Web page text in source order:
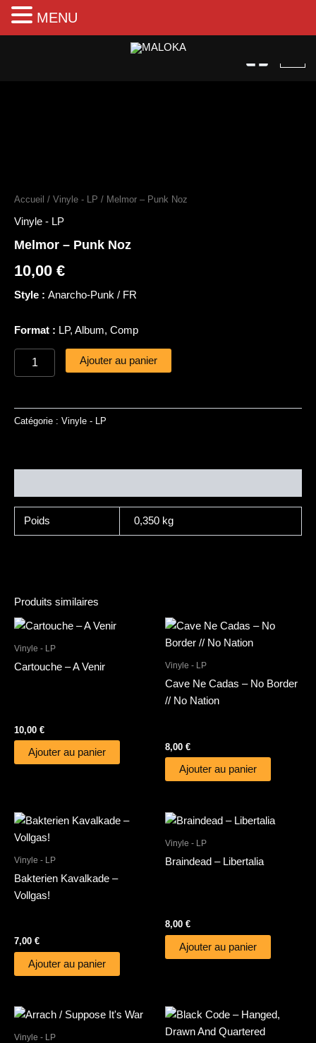
Aller
Accueil / Vinyle - LP / Melmor – Punk Noz
Vinyle - LP
Melmor – Punk Noz
10,00 €
Style : Anarcho-Punk / FR
Format : LP, Album, Comp
–
Punk
Ajouter au panier
Catégorie : Vinyle - LP
Poids 0,350 kg
Produits similaires
Vinyle - LP
Cartouche – A Venir
10,00 €
Ajouter au panier
Vinyle - LP
Cave Ne Cadas – No Border
// No Nation
8,00 €
Ajouter au panier
Vinyle - LP
Bakterien Kavalkade –
Vollgas!
7,00 €
Ajouter au panier
Vinyle - LP
Braindead – Libertalia
8,00 €
Ajouter au panier
Vinyle - LP
MENU